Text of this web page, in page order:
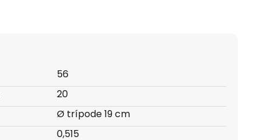
56
20
Ø trípode 19 cm
0,515